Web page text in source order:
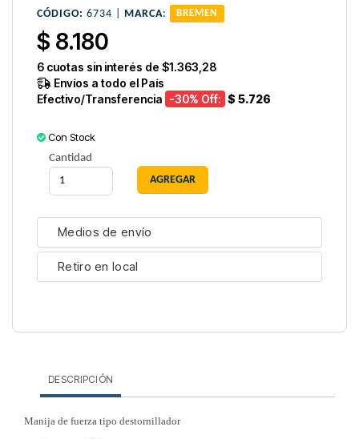
CÓDIGO: 6734 | MARCA: BREMEN
$ 8.180
6 cuotas sin interés de $1.363,28
Envíos a todo el País
Efectivo/Transferencia -30% Off: $ 5.726
Con Stock
Cantidad
Medios de envío
Retiro en local
DESCRIPCIÓN
Manija de fuerza tipo destornillador